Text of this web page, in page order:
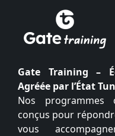
Gate Training –
Agréée par l’État
Nos programmes
conçus pour
vous